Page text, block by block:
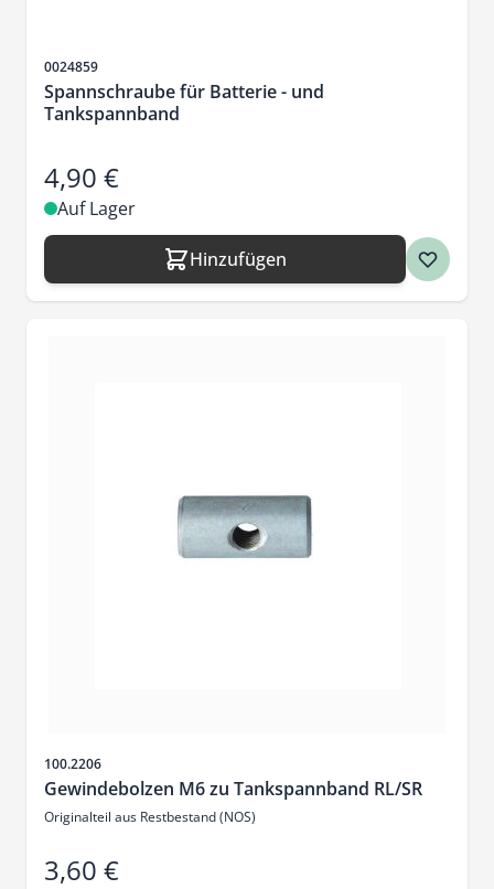
Artikelnr.
0024859
Spannschraube für Batterie - und
Tankspannband
4,90 €
Auf Lager
Hinzufügen
Artikelnr.
100.2206
Gewindebolzen M6 zu Tankspannband RL/SR
Originalteil aus Restbestand (NOS)
3,60 €